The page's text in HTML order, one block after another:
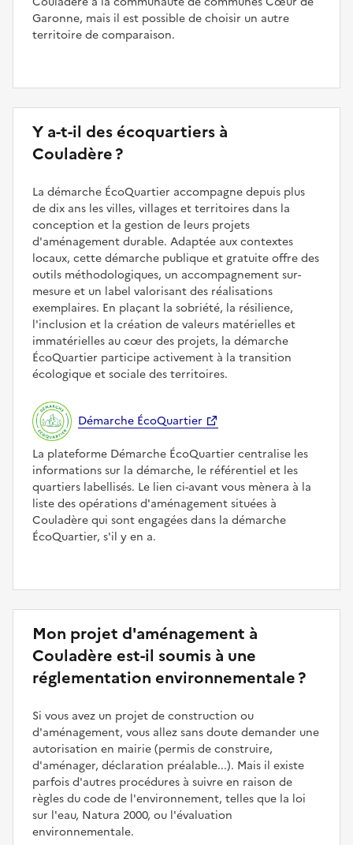
Garonne, mais il est possible de choisir un autre
territoire de comparaison.
Y a-t-il des écoquartiers à
Couladère ?
La démarche ÉcoQuartier accompagne depuis plus
de dix ans les villes, villages et territoires dans la
conception et la gestion de leurs projets
d'aménagement durable. Adaptée aux contextes
locaux, cette démarche publique et gratuite offre des
outils méthodologiques, un accompagnement sur-
mesure et un label valorisant des réalisations
exemplaires. En plaçant la sobriété, la résilience,
l'inclusion et la création de valeurs matérielles et
immatérielles au cœur des projets, la démarche
ÉcoQuartier participe activement à la transition
écologique et sociale des territoires.
Démarche ÉcoQuartier
La plateforme Démarche ÉcoQuartier centralise les
informations sur la démarche, le référentiel et les
quartiers labellisés. Le lien ci-avant vous mènera à la
liste des opérations d'aménagement situées à
Couladère qui sont engagées dans la démarche
ÉcoQuartier, s'il y en a.
Mon projet d'aménagement à
Couladère est-il soumis à une
réglementation environnementale ?
Si vous avez un projet de construction ou
d'aménagement, vous allez sans doute demander une
autorisation en mairie (permis de construire,
d'aménager, déclaration préalable...). Mais il existe
parfois d'autres procédures à suivre en raison de
règles du code de l'environnement, telles que la loi
sur l'eau, Natura 2000, ou l'évaluation
environnementale.